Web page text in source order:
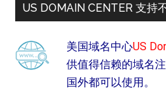
US DOMAIN CENTER 支持
美国域名中心US
供值得信赖的域名
国外都可以使用。